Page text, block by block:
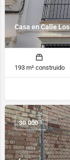
Casa en Calle
193 m² construido
30.000 €